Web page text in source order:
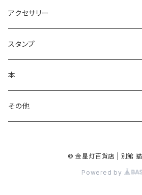
ノート・メモ帳
ラッピングペーパー
ポスター
シール・ステッカー
手ぬぐいハンカチ
クリーナークロス
バッグ
アクセサリー
ネックレス
バッジ・ブローチ
キーホルダー
スタンプ
本
その他
© 金星灯百貨店 | 別館 猫
Powered by